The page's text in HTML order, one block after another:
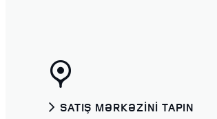
SATIŞ MƏRKƏZINI TAPIN